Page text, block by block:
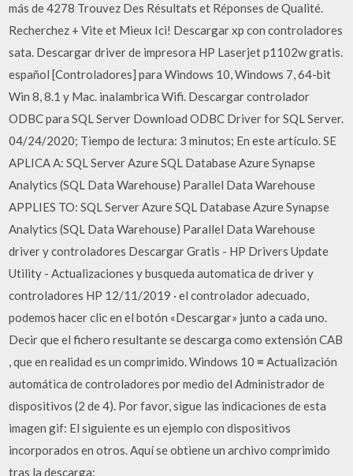
más de 4278 Trouvez Des Résultats et Réponses de Qualité.
Recherchez + Vite et Mieux Ici! Descargar xp con controladores
sata. Descargar driver de impresora HP Laserjet p1102w gratis.
español [Controladores] para Windows 10, Windows 7, 64-bit
Win 8, 8.1 y Mac. inalambrica Wifi. Descargar controlador
ODBC para SQL Server Download ODBC Driver for SQL Server.
04/24/2020; Tiempo de lectura: 3 minutos; En este artículo. SE
APLICA A: SQL Server Azure SQL Database Azure Synapse
Analytics (SQL Data Warehouse) Parallel Data Warehouse
APPLIES TO: SQL Server Azure SQL Database Azure Synapse
Analytics (SQL Data Warehouse) Parallel Data Warehouse
driver y controladores Descargar Gratis - HP Drivers Update
Utility - Actualizaciones y busqueda automatica de driver y
controladores HP 12/11/2019 · el controlador adecuado,
podemos hacer clic en el botón «Descargar» junto a cada uno.
Decir que el fichero resultante se descarga como extensión CAB
, que en realidad es un comprimido. Windows 10 ≡ Actualización
automática de controladores por medio del Administrador de
dispositivos (2 de 4). Por favor, sigue las indicaciones de esta
imagen gif: El siguiente es un ejemplo con dispositivos
incorporados en otros. Aquí se obtiene un archivo comprimido
tras la descarga: